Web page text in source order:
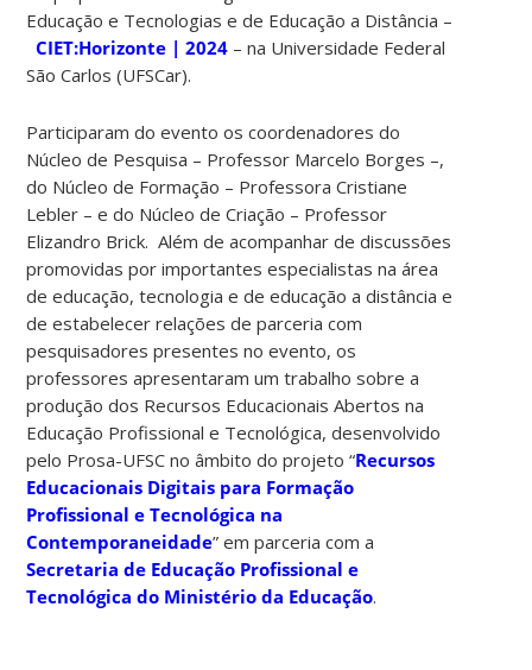
Educação e Tecnologias e de Educação a Distância –
CIET:Horizonte | 2024 – na Universidade Federal
São Carlos (UFSCar).
Participaram do evento os coordenadores do
Núcleo de Pesquisa – Professor Marcelo Borges –,
do Núcleo de Formação – Professora Cristiane
Lebler – e do Núcleo de Criação – Professor
Elizandro Brick. Além de acompanhar dediscussões
promovidas por importantes especialistas na área
de educação, tecnologia e de educação a distância e
de estabelecer relações de parceria com
pesquisadores presentes no evento, os
professoresapresentaram um trabalho sobre a
produção dos Recursos Educacionais Abertos na
Educação Profissional e Tecnológica, desenvolvido
pelo Prosa-UFSC no âmbito do projeto “Recursos
Educacionais Digitais para Formação
Profissional e Tecnológica na
Contemporaneidade” em parceria com a
Secretaria de Educação Profissional e
Tecnológica do Ministério da Educação.